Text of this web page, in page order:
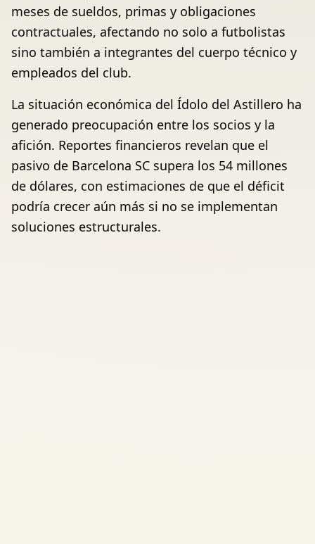
meses de sueldos, primas y obligaciones
contractuales, afectando no solo a futbolistas
sino también a integrantes del cuerpo técnico y
empleados del club.
La situación económica del Ídolo del Astillero ha
generado preocupación entre los socios y la
afición. Reportes financieros revelan que el
pasivo de Barcelona SC supera los 54 millones
de dólares, con estimaciones de que el déficit
podría crecer aún más si no se implementan
soluciones estructurales.